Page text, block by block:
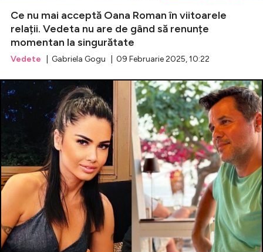
Ce nu mai acceptă Oana Roman în viitoarele
relații. Vedeta nu are de gând să renunțe
momentan la singurătate
Vedete | Gabriela Gogu | 09 Februarie 2025, 10:22